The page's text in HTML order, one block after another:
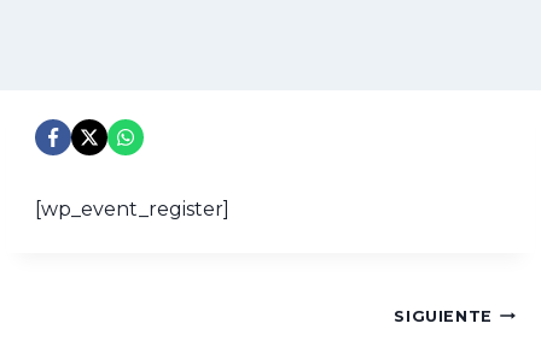
[wp_event_register]
SIGUIENTE